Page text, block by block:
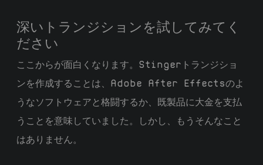
深いトランジションを試してみてく
ださい
ここからが面白くなります。Stingerトランジショ
ンを作成することは、Adobe After Effectsのよ
うなソフトウェアと格闘するか、既製品に大金を支払
うことを意味していました。しかし、もうそんなこと
はありません。